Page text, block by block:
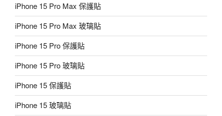
iPhone 15 Pro Max 保護貼
iPhone 15 Pro Max 玻璃貼
iPhone 15 Pro 保護貼
iPhone 15 Pro 玻璃貼
iPhone 15 保護貼
iPhone 15 玻璃貼